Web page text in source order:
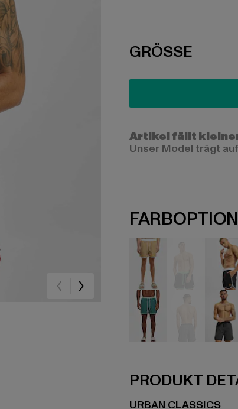
SIZE
GRÖSSE
Artikel fällt
Unser Model trägt
beige schwarz
PRODUKT
URBAN CLASSICS